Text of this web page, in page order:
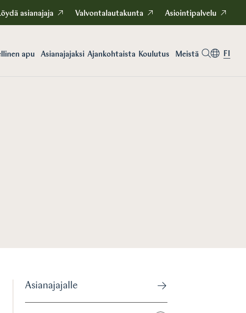
asianajaja Valvontalautakunta Asiointipalvelu
apu Asianajajaksi Ajankohtaista Koulutus Meistä FI
Asianajajalle